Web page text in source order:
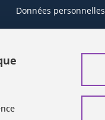
Données personnelles
Gestion des cookies